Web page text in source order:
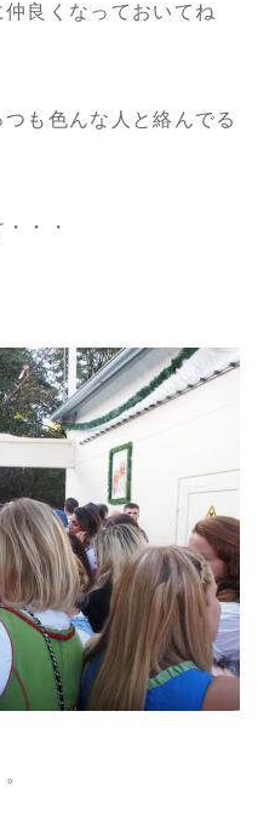
良くなっておいてね
も色んな人と絡んでる
・・